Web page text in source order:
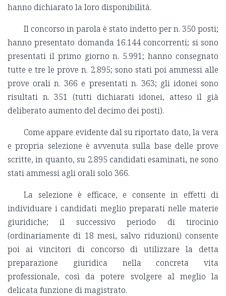
hanno dichiarato la loro disponibilità.
Il concorso in parola è stato indetto per n. 350 posti;
hanno presentato domanda 16.144 concorrenti; si sono
presentati il primo giorno n. 5.991; hanno consegnato
tutte e tre le prove n. 2.895; sono stati poi ammessi alle
prove orali n. 366 e presentati n. 363; gli idonei sono
risultati n. 351 (tutti dichiarati idonei, atteso il già
deliberato aumento del decimo dei posti).
Come appare evidente dal su riportato dato, la vera
e propria selezione è avvenuta sulla base delle prove
scritte, in quanto, su 2.895 candidati esaminati, ne sono
stati ammessi agli orali solo 366.
La selezione è efficace, e consente in effetti di
individuare i candidati meglio preparati nelle materie
giuridiche; il successivo periodo di tirocinio
(ordinariamente di 18 mesi, salvo riduzioni) consente
poi ai vincitori di concorso di utilizzare la detta
preparazione giuridica nella concreta vita
professionale, così da potere svolgere al meglio la
delicata funzione di magistrato.